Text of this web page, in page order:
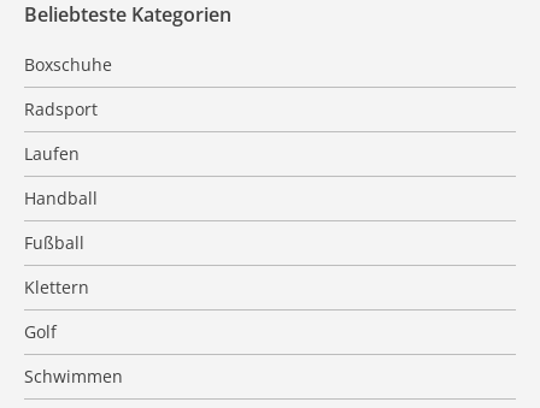
Beliebteste Kategorien
Boxschuhe
Radsport
Laufen
Handball
Fußball
Klettern
Golf
Schwimmen